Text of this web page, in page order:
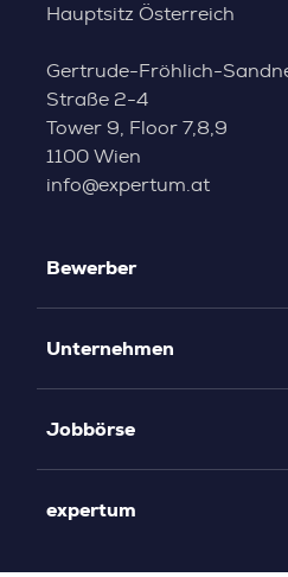
Hauptsitz Österreich
Gertrude-Fröhlich-
Straße 2-4
Tower 9, Floor 7,8,9
1100 Wien
info@expertum.at
Bewerber
Unternehmen
Jobbörse
expertum